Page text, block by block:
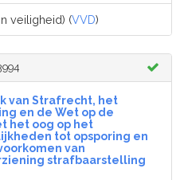
veiligheid) (VVD)
van Strafrecht, het
en de Wet op de
het oog op het
tot opsporing en
van
strafbaarstelling